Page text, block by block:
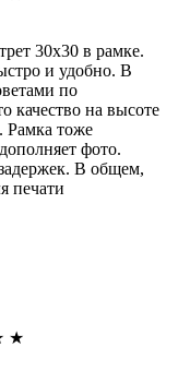
30х30 в рамке.
и удобно. В
по
качество на высоте
Рамка тоже
фото.
В общем,
печати
★